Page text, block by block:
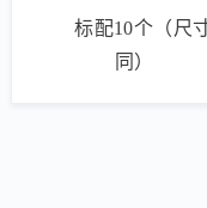
标配10个（尺
同）